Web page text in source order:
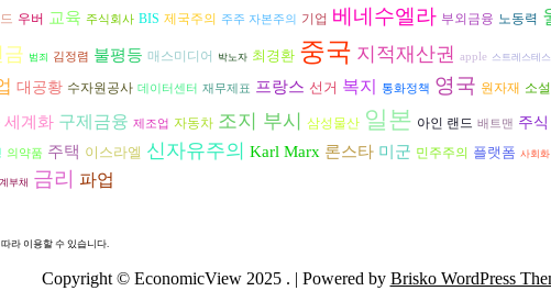
우버 교육 주식회사 BIS 제국주의 주주 자본주의 기업 베네수엘라 부외금융 노동력
금 범죄 김정렴 불평등 매스미디어 박노자 최경환 중국 지적재산권 apple 스트레스테
대공황 수자원공사 데이터센터 재무제표 프랑스 선거 복지 통화정책 영국 원자재 소설
세계화 구제금융 제조업 자동차 조지 부시 삼성물산 일본 아인 랜드 배트맨 주식
의약품 주택 이스라엘 신자유주의 Karl Marx 론스타 미군 민주주의 플랫폼 사회화
부채 금리 파업
라 이용할 수 있습니다.
Copyright © EconomicView 2025 . | Powered by Brisko WordPress